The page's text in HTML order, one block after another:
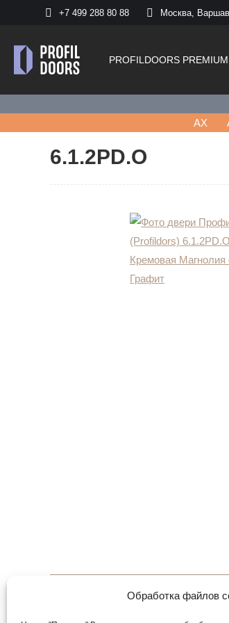
Обработка файлов
+7 499 288 80 88 Москва,
PROFILDOORS PREMIUM
AХ
6.1.2PD.O